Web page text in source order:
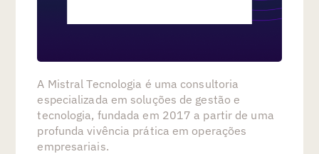
A Mistral Tecnologia é uma consultoria
especializada em soluções de gestão e
tecnologia, fundada em 2017 a partir de uma
profunda vivência prática em operações
empresariais.